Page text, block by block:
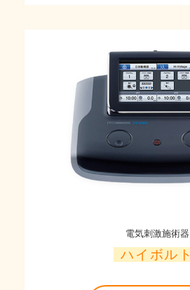
電気刺激施術器
ハイボルト